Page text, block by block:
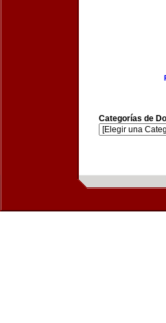
Categorías de